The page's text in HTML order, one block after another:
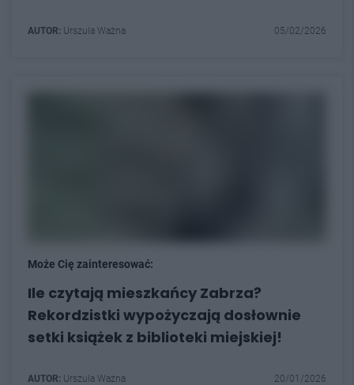
AUTOR: Urszula Ważna 05/02/2026
Może Cię zainteresować:
Ile czytają mieszkańcy Zabrza?
Rekordzistki wypożyczają dosłownie
setki książek z biblioteki miejskiej!
AUTOR: Urszula Ważna 20/01/2026